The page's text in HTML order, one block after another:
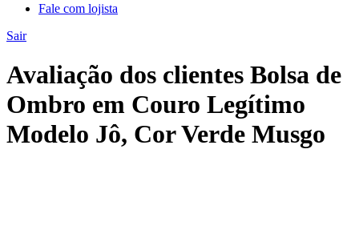
Fale com lojista
Sair
Avaliação dos clientes Bolsa de
Ombro em Couro Legítimo
Modelo Jô, Cor Verde Musgo